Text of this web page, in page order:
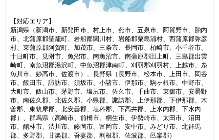
【対応エリア】
新潟県（新潟市、新発田市、村上市、燕市、五泉市、阿賀野市、胎内
市、北蒲原郡聖籠町、岩船郡関川村、岩船郡粟島浦村、西蒲原郡弥彦
村、東蒲原郡阿賀町、加茂市、三条市、長岡市、柏崎市、小千谷市、
十日町市、見附市、魚沼市、南魚沼市、南蒲原郡田上町、三島郡出雲
崎町、南魚沼郡湯沢町、中魚沼郡津南町、刈羽郡刈羽村、上越市、糸
魚川市、妙高市、佐渡市）、長野県（長野市、松本市、上田市、岡谷
市、飯田市、諏訪市、須坂市、小諸市、伊那市、駒ヶ根市、中野市、
大町市、飯山市、茅野市、塩尻市、佐久市、千曲市、東御市、安曇野
市、南佐久郡、北佐久郡、小県郡、諏訪郡、上伊那郡、下伊那郡、木
曽郡、東筑摩郡、北安曇郡、埴科郡、下高井郡、上水内郡、下水内
郡）、群馬県（高崎市、前橋市、桐生市、伊勢崎市、太田市、沼田
市、館林市、渋川市、藤岡市、富岡市、安中市、みどり市、北群馬
郡、多野郡、甘楽郡、吾妻郡、利根郡、佐波郡、邑楽郡）